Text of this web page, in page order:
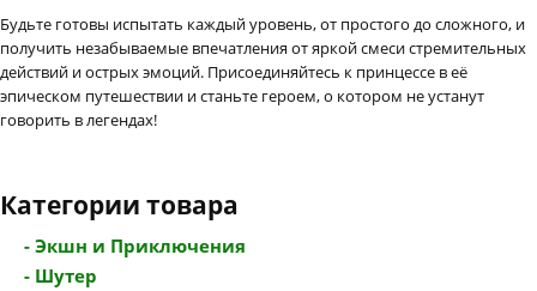
Будьте готовы испытать каждый уровень, от простого до сложного, и
получить незабываемые впечатления от яркой смеси стремительных
действий и острых эмоций. Присоединяйтесь к принцессе в её
эпическом путешествии и станьте героем, о котором не устанут
говорить в легендах!
Категории товара
- Экшн и Приключения
- Шутер